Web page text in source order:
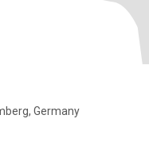
Germany